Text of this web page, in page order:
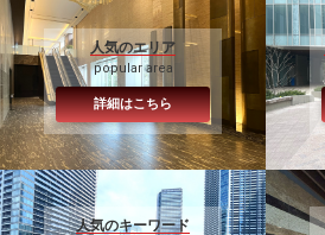
人気のエリア
popular area
詳細はこちら
人気のキーワード